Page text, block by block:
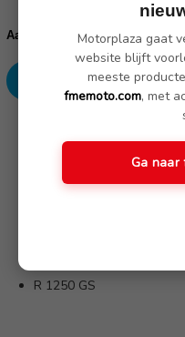
voorraad:
Aantal:
Verhoog
aantallen:
Verlaag
Omschrijving (Nog geen
R 1250 GS
Motorplaza gaat
website blijft
meeste
fmemoto.com, met
Ga naar